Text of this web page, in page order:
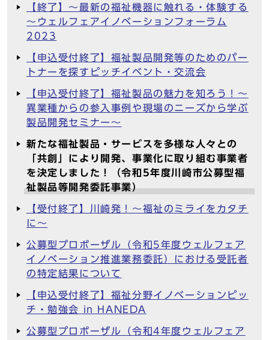
【終了】～最新の福祉機器に触れる・体験する
～ウェルフェアイノベーションフォーラム
2023
【申込受付終了】福祉製品開発等のためのパー
トナーを探すピッチイベント・交流会
【申込受付終了】福祉製品の魅力を知ろう！～
異業種からの参入事例や現場のニーズから学ぶ
製品開発セミナー～
新たな福祉製品・サービスを多様な人々との
「共創」により開発、事業化に取り組む事業者
を決定しました！（令和5年度川崎市公募型福
祉製品等開発委託事業）
【受付終了】川崎発！～福祉のミライをカタチ
に～
公募型プロポーザル（令和5年度ウェルフェア
イノベーション推進業務委託）における受託者
の特定結果について
【申込受付終了】福祉分野イノベーションピッ
チ・勉強会 in HANEDA
公募型プロポーザル（令和4年度ウェルフェア